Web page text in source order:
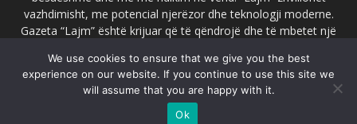
vazhdimisht, me potencial njerëzor dhe teknologji moderne.
Gazeta “Lajm” është krijuar që të qëndrojë dhe të mbetet një
faqja zyrtare e gazetës “Lajm”, www.lajmpress.org është një
ndër portalet më të njohur në Maqedoni.
lajm.sk@gmail.com
We use cookies to ensure that we give you the best
experience on our website. If you continue to use this site we
will assume that you are happy with it.
Ok